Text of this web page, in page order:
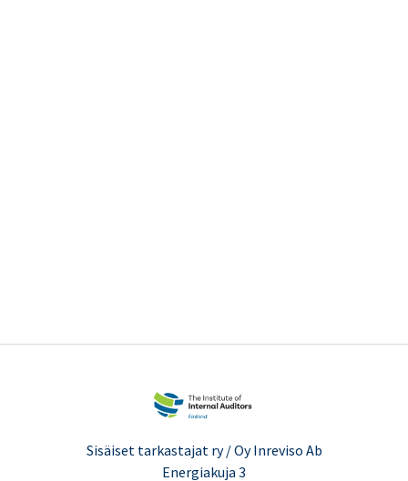
Sisäiset tarkastajat ry / Oy Inreviso Ab
Energiakuja 3